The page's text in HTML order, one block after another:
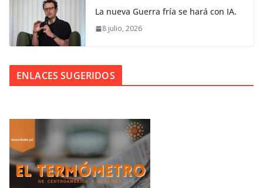
La nueva Guerra fría se hará con IA.
8 julio, 2026
ENLACES SUGERIDOS